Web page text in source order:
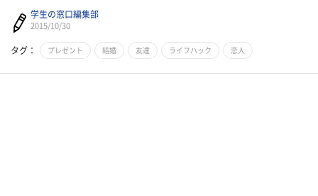
学生の窓口編集部
2015/10/30
タグ： プレゼント 結婚 友達 ライフハック 恋人